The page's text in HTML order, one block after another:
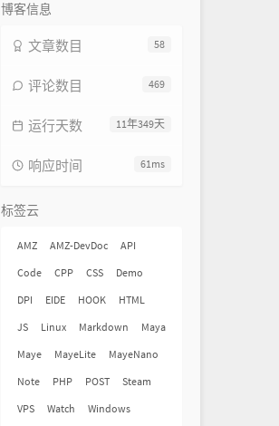
博客信息
58
文章数目
469
评论数目
11年349天
运行天数
61ms
响应时间
标签云
AMZ AMZ-DevDoc
API
Code
CPP CSS
Demo
DPI
EIDE HOOK
HTML
JS
Linux Markdown
Maya
Maye
MayeLite
MayeNano
Note
PHP POST
Steam
VPS
Watch Windows